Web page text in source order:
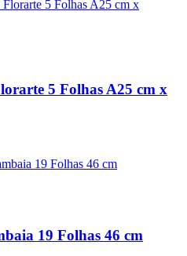
5 Folhas A25 cm x
19 Folhas 46 cm